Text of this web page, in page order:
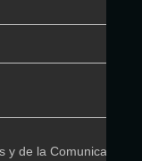
de la Comunicación